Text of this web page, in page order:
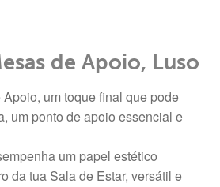
de Apoio, Luso
um toque final que pode
um ponto de apoio essencial e
um papel estético
da tua Sala de Estar, versátil e